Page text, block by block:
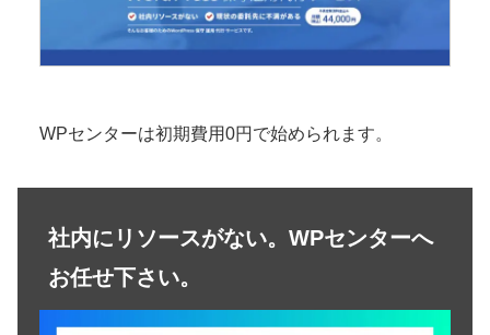
WPセンターは初期費用0円で始められます。
社内にリソースがない。WPセンターへ
お任せ下さい。